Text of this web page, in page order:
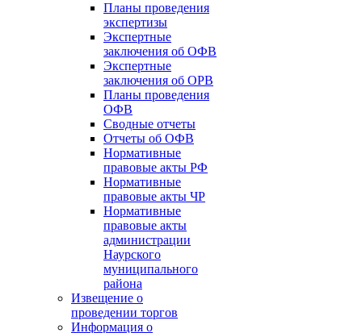
Планы проведения
экспертизы
Экспертные
заключения об ОФВ
Экспертные
заключения об ОРВ
Планы проведения
ОФВ
Сводные отчеты
Отчеты об ОФВ
Нормативные
правовые акты РФ
Нормативные
правовые акты ЧР
Нормативные
правовые акты
администрации
Наурского
муниципального
района
Извещение о
проведении торгов
Информация о